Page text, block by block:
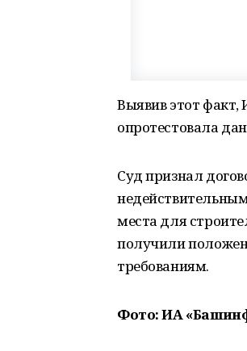
Выявив этот
опротестовала
Суд признал
места для
получили
требованиям.
Фото: ИА